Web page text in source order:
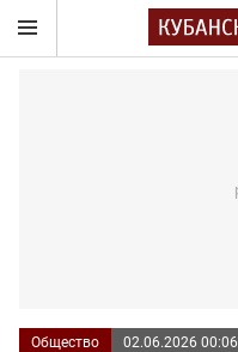
Общество 02.06.2026 00:06